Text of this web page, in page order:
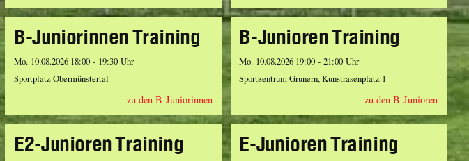
B-Juniorinnen Training
Mo. 10.08.2026 18:00 - 19:30 Uhr
Sportplatz Obermünstertal
zu den B-Juniorinnen
B-Junioren Training
Mo. 10.08.2026 19:00 - 21:00 Uhr
Sportzentrum Grunern, Kunstrasenplatz 1
zu den B-Junioren
E2-Junioren Training E-Junioren Training